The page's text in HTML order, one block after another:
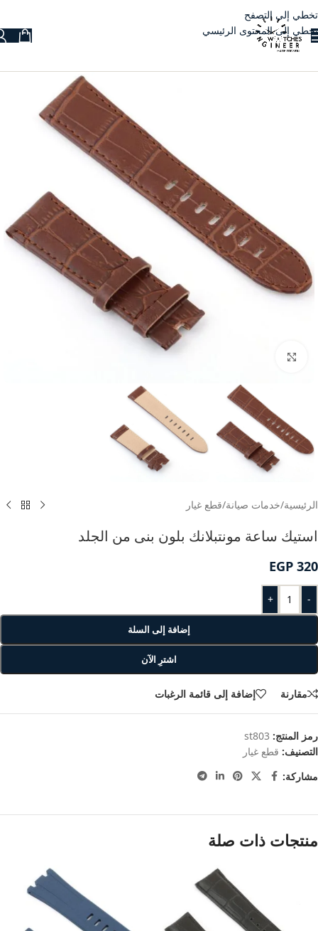
تخطي إلى التصفح
تخطي إلى المحتوى الرئيسي
الرئيسية/خدمات صيانة/قطع غيار
استيك ساعة مونتبلانك بلون بنى من الجلد
EGP 320
-
+
إضافة إلى السلة
اشترِ الآن
مقارنة إضافة إلى قائمة الرغبات
رمز المنتج: st803
التصنيف: قطع غيار
مشاركة:
منتجات ذات صلة